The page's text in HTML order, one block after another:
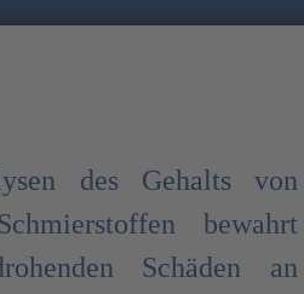
des Gehalts von
bewahrt
Schäden an